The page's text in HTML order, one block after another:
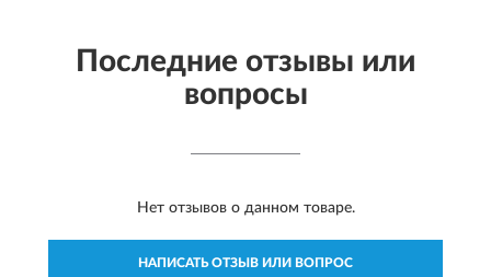
Последние отзывы или
вопросы
Нет отзывов о данном товаре.
НАПИСАТЬ ОТЗЫВ ИЛИ ВОПРОС